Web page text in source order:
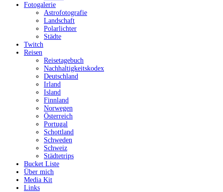
Fotogalerie
Astrofotografie
Landschaft
Polarlichter
Städte
Twitch
Reisen
Reisetagebuch
Nachhaltigkeitskodex
Deutschland
Irland
Island
Finnland
Norwegen
Österreich
Portugal
Schottland
Schweden
Schweiz
Städtetrips
Bucket Liste
Über mich
Media Kit
Links